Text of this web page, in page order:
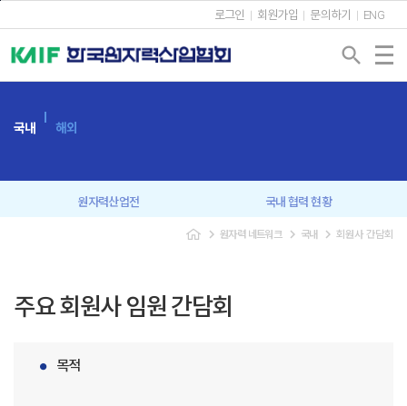
로그인 회원가입 문의하기 ENG
search
국내 해외
원자력산업전 국내 협력 현황
navigate_next 원자력 네트워크 navigate_next 국내 navigate_next 회원사 간담회
주요 회원사 임원 간담회
목적